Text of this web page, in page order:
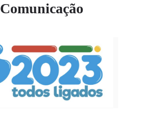
Comunicação